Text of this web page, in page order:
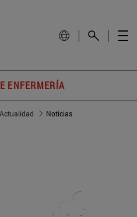
ENFERMERÍA
Actualidad Noticias